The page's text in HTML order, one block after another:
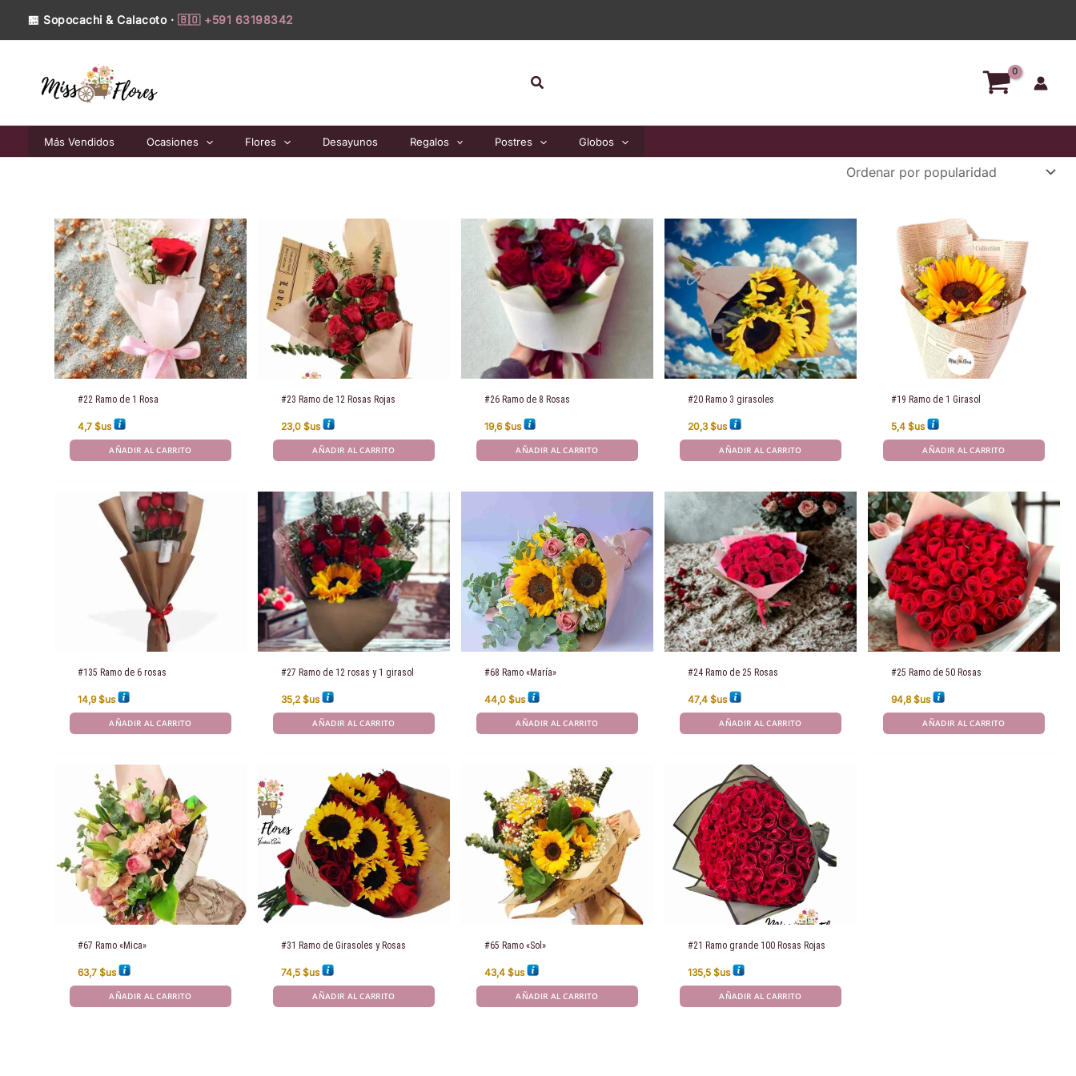
🏪 Sopocachi & Calacoto · 🇧🇴 +591 63198342
Buscar
Más Vendidos Ocasiones Flores Desayunos Regalos Postres Globos
#22 Ramo de 1 Rosa
4,7$us
AÑADIR AL CARRITO
#23 Ramo de 12 Rosas Rojas
23,0$us
AÑADIR AL CARRITO
#26 Ramo de 8 Rosas
19,6$us
AÑADIR AL CARRITO
#20 Ramo 3 girasoles
20,3$us
AÑADIR AL CARRITO
#19 Ramo de 1 Girasol
5,4$us
AÑADIR AL CARRITO
#135 Ramo de 6 rosas
14,9$us
AÑADIR AL CARRITO
#27 Ramo de 12 rosas y 1 girasol
35,2$us
AÑADIR AL CARRITO
#68 Ramo «María»
44,0$us
AÑADIR AL CARRITO
#24 Ramo de 25 Rosas
47,4$us
AÑADIR AL CARRITO
#25 Ramo de 50 Rosas
94,8$us
AÑADIR AL CARRITO
#67 Ramo «Mica»
63,7$us
AÑADIR AL CARRITO
#31 Ramo de Girasoles y Rosas
74,5$us
AÑADIR AL CARRITO
#65 Ramo «Sol»
43,4$us
AÑADIR AL CARRITO
#21 Ramo grande 100 Rosas Rojas
135,5$us
AÑADIR AL CARRITO